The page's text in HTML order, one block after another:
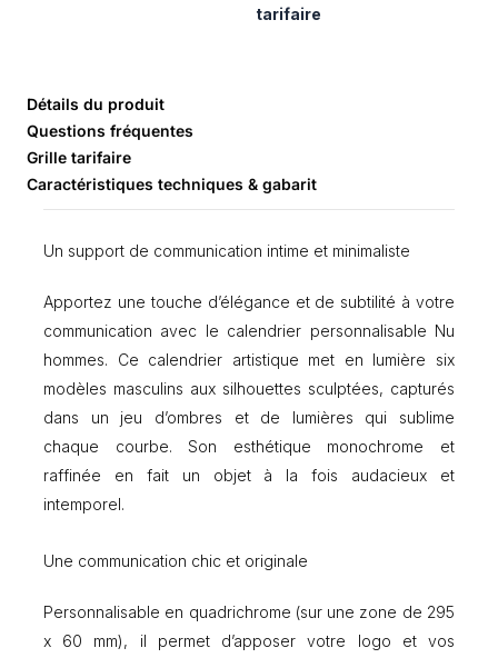
e
d
r
i
e
N
m
m
tarifaire
Détails du produit
Questions fréquentes
Grille tarifaire
Caractéristiques techniques & gabarit
Un support de communication intime et minimaliste
Apportez une touche d’élégance et de subtilité à votre
communication avec le calendrier personnalisable Nu
hommes. Ce calendrier artistique met en lumière six
modèles masculins aux silhouettes sculptées, capturés
dans un jeu d’ombres et de lumières qui sublime
chaque courbe. Son esthétique monochrome et
raffinée en fait un objet à la fois audacieux et
intemporel.
Une communication chic et originale
Personnalisable en quadrichrome (sur une zone de 295
x 60 mm), il permet d’apposer votre logo et vos